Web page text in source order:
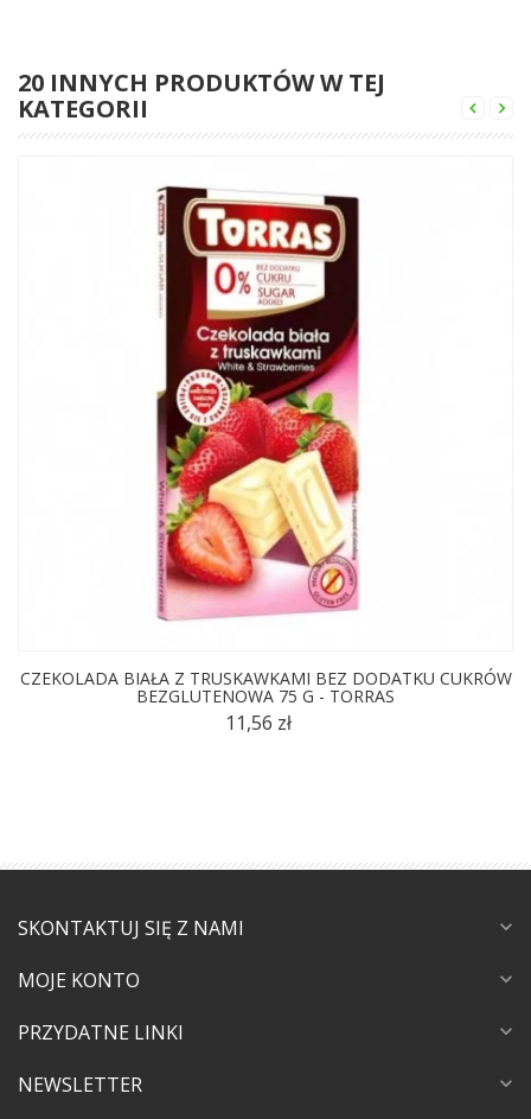
20 INNYCH PRODUKTÓW W TEJ
KATEGORII
CZEKOLADA BIAŁA Z TRUSKAWKAMI BEZ DODATKU CUKRÓW
BEZGLUTENOWA 75 G - TORRAS
11,56 zł
SKONTAKTUJ SIĘ Z NAMI expand_more
MOJE KONTO expand_more
PRZYDATNE LINKI expand_more
NEWSLETTER expand_more